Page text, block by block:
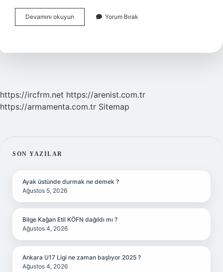
Devamını okuyun
Sanat
Makam
Yorum Bırak
https://ircfrm.net https://arenist.com.tr
https://armamenta.com.tr Sitemap
SIDEBAR
SON YAZILAR
Ayak üstünde durmak ne demek ?
Ağustos 5, 2026
Bilge Kağan Etil KÖFN dağıldı mı ?
Ağustos 4, 2026
Ankara U17 Ligi ne zaman başlıyor 2025 ?
Ağustos 4, 2026